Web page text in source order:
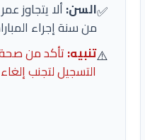
✅السن:
من سنة إجراء
⚠️تنبيه:تأكد من صحة
التسجيل لتجنب